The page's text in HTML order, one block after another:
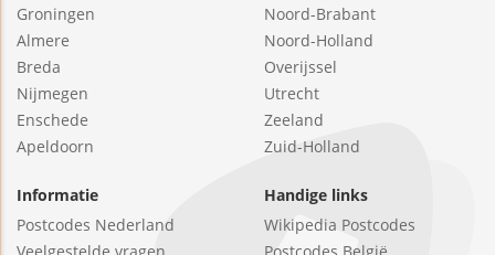
Groningen
Almere
Breda
Nijmegen
Enschede
Apeldoorn
Noord-Brabant
Noord-Holland
Overijssel
Utrecht
Zeeland
Zuid-Holland
Informatie
Postcodes Nederland
Handige links
Wikipedia Postcodes